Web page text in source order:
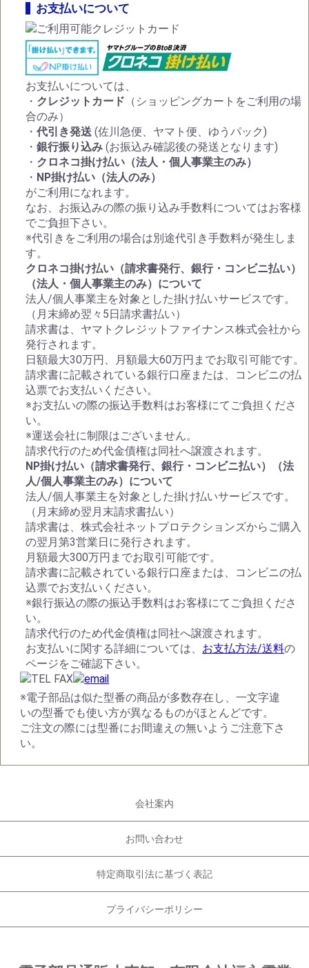
お支払いについて
お支払いについては、
・ クレジットカード （ショッピングカートをご利用の場
合のみ）
・代引き発送 (佐川急便、ヤマト便、ゆうパック)
・銀行振り込み (お振込み確認後の発送となります)
・ クロネコ掛け払い（法人・個人事業主のみ）
・ NP掛け払い（法人のみ）
がご利用になれます。
なお、お振込みの際の振り込み手数料についてはお客様
でご負担下さい。
※代引きをご利用の場合は別途代引き手数料が発生しま
す。
クロネコ掛け払い（請求書発行、銀行・コンビニ払い）
（法人・個人事業主のみ）について
法人/個人事業主を対象とした掛け払いサービスです。
（月末締め翌々5日請求書払い）
請求書は、ヤマトクレジットファイナンス株式会社から
発行されます。
日額最大30万円、月額最大60万円までお取引可能です。
請求書に記載されている銀行口座または、コンビニの払
込票でお支払いください。
※お支払いの際の振込手数料はお客様にてご負担くださ
い。
※運送会社に制限はございません。
請求代行のため代金債権は同社へ譲渡されます。
NP掛け払い（請求書発行、銀行・コンビニ払い）（法
人/個人事業主のみ）について
法人/個人事業主を対象とした掛け払いサービスです。
（月末締め翌月末請求書払い）
請求書は、株式会社ネットプロテクションズからご購入
の翌月第3営業日に発行されます。
月額最大300万円までお取引可能です。
請求書に記載されている銀行口座または、コンビニの払
込票でお支払いください。
※銀行振込の際の振込手数料はお客様にてご負担くださ
い。
請求代行のため代金債権は同社へ譲渡されます。
お支払いに関する詳細については、 お支払方法/送料の
ページをご確認下さい。
※電子部品は似た型番の商品が多数存在し、一文字違
いの型番でも使い方が異なるものがほとんどです。
ご注文の際には型番にお間違えの無いようご注意下さ
い。
会社案内
お問い合わせ
特定商取引法に基づく表記
プライバシーポリシー